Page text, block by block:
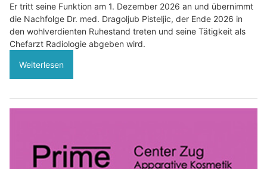
Er tritt seine Funktion am 1. Dezember 2026 an und übernimmt
die Nachfolge Dr. med. Dragoljub Pisteljic, der Ende 2026 in
den wohlverdienten Ruhestand treten und seine Tätigkeit als
Chefarzt Radiologie abgeben wird.
Weiterlesen